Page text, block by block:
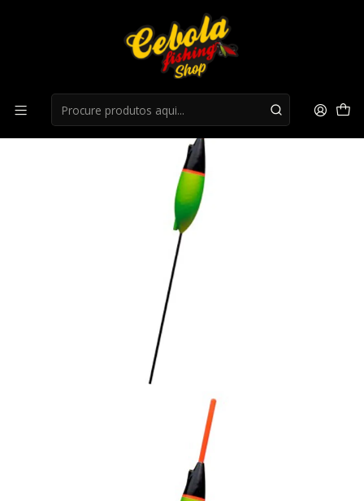
Boias Evia LQ 4.5mm 20gr SELQ03